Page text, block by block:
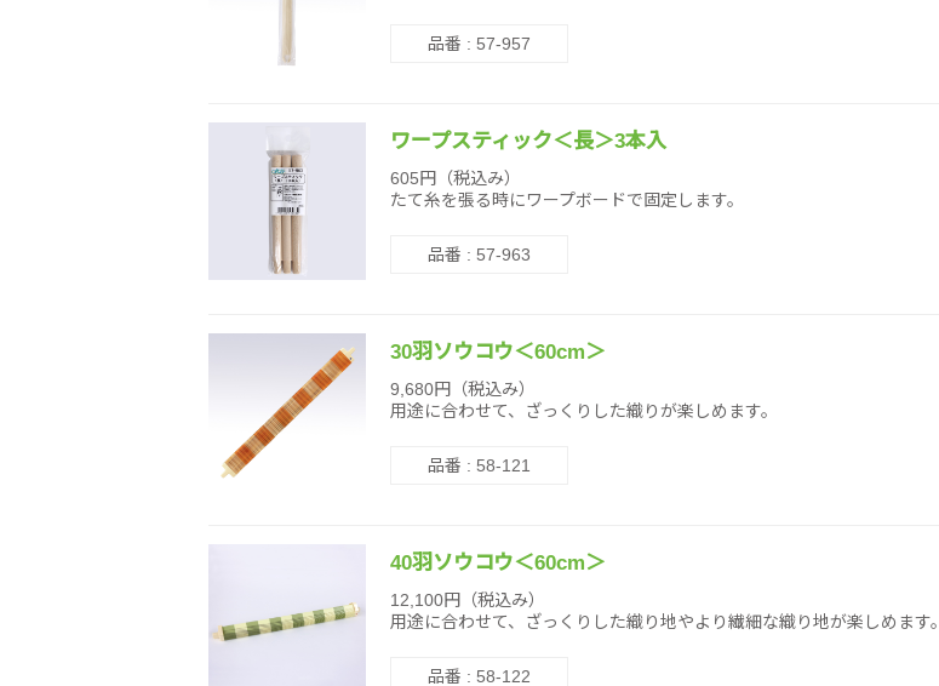
品番 : 57-957
ワープスティック＜長＞3本入
605円（税込み）
たて糸を張る時にワープボードで固定します。
品番 : 57-963
30羽ソウコウ＜60cm＞
9,680円（税込み）
用途に合わせて、ざっくりした織りが楽しめます。
品番 : 58-121
40羽ソウコウ＜60cm＞
12,100円（税込み）
用途に合わせて、ざっくりした織り地やより繊細な織り地が楽しめます。
品番 : 58-122